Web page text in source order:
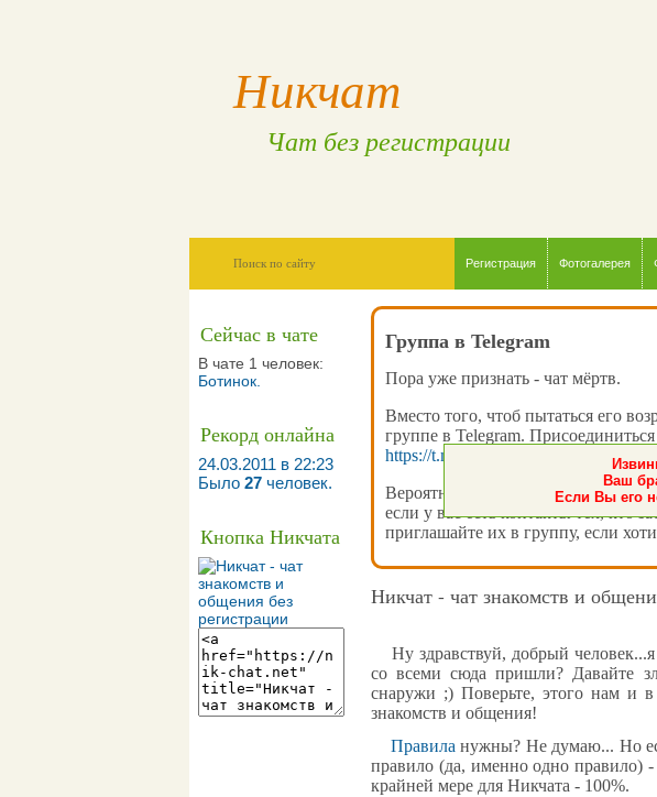
Никчат
Чат без регистрации
Регистрация Фотогалерея
Сейчас в чате
В чате 1 человек:
Ботинок
Рекорд онлайна
24.03.2011 в 22:23
Было 27 человек.
Кнопка Никчата
Группа в Telegram
Пора уже признать - чат мёртв.
Вместо того, чтоб пытаться его
группе в Telegram.
https://t.me/nik_chat_net
Вероятней всего, когда вы туда
если у вас есть контакты тех, кто
приглашайте их в группу, если
Никчат - чат знакомств и
Ну здравствуй, добрый
со всеми сюда пришли? Давайте
снаружи ;) Поверьте, этого нам и
знакомств и общения!
Правила нужны? Не думаю... Но
правило (да, именно одно правило)
крайней мере для Никчата - 100%.
Ваш
Если Вы его